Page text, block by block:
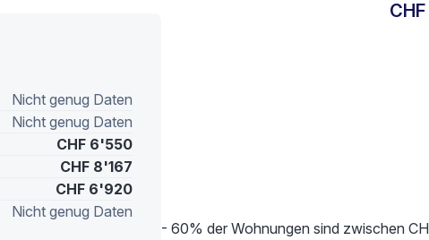
Nicht genug Daten
Nicht genug Daten
CHF 6'550
CHF 8'167
CHF 6'920
Nicht genug Daten
- 60% der Wohnungen sind zwischen